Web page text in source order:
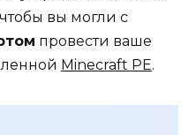
вы могли с
провести ваше
Minecraft PE.